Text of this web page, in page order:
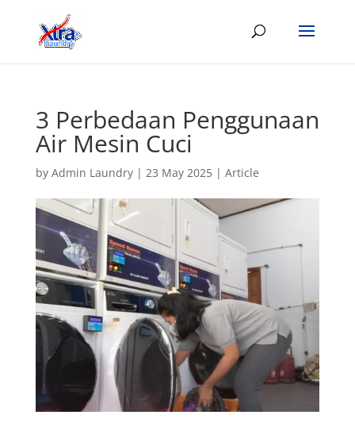
3 Perbedaan Penggunaan
Air Mesin Cuci
by Admin Laundry| 23 May 2025| Article